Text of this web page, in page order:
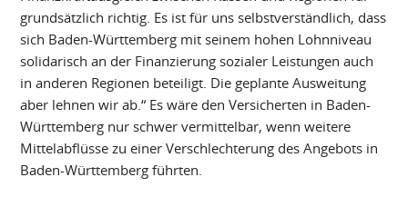
grundsätzlich richtig. Es ist für uns selbstverständlich, dass
sich Baden-Württemberg mit seinem hohen Lohnniveau
solidarisch an der Finanzierung sozialer Leistungen auch
in anderen Regionen beteiligt. Die geplante Ausweitung
aber lehnen wir ab.“ Es wäre den Versicherten in Baden-
Württemberg nur schwer vermittelbar, wenn weitere
Mittelabflüsse zu einer Verschlechterung des Angebots in
Baden-Württemberg führten.